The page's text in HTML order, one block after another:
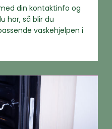
din kontaktinfo og
har, så blir du
vaskehjelpen i